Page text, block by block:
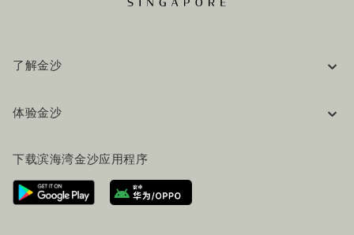
了解金沙
工作机会
联系我们
体验金沙
行程规划
路线指引
服务设施
下载滨海湾金沙应用程序